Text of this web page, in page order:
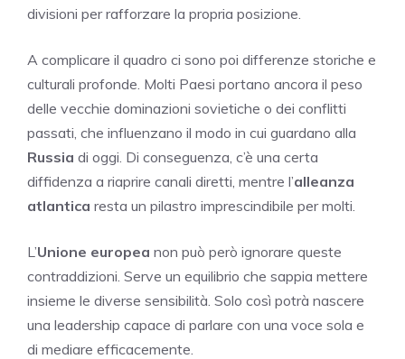
divisioni per rafforzare la propria posizione.
A complicare il quadro ci sono poi differenze storiche e
culturali profonde. Molti Paesi portano ancora il peso
delle vecchie dominazioni sovietiche o dei conflitti
passati, che influenzano il modo in cui guardano alla
Russia di oggi. Di conseguenza, c’è una certa
diffidenza a riaprire canali diretti, mentre l’alleanza
atlantica resta un pilastro imprescindibile per molti.
L’Unione europea non può però ignorare queste
contraddizioni. Serve un equilibrio che sappia mettere
insieme le diverse sensibilità. Solo così potrà nascere
una leadership capace di parlare con una voce sola e
di mediare efficacemente.